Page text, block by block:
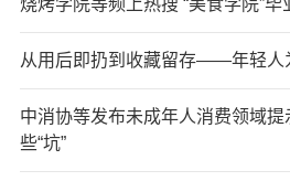
从用后即扔到收藏留存——年轻人
中消协等发布未成年人消费领域
些“坑”